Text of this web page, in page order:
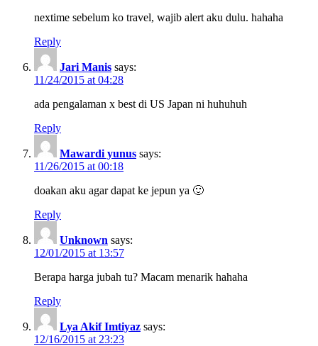
nextime sebelum ko travel, wajib alert aku dulu. hahaha
Reply
Jari Manis says:
11/24/2015 at 04:28
ada pengalaman x best di US Japan ni huhuhuh
Reply
Mawardi yunus says:
11/26/2015 at 00:18
doakan aku agar dapat ke jepun ya 🙂
Reply
Unknown says:
12/01/2015 at 13:57
Berapa harga jubah tu? Macam menarik hahaha
Reply
Lya Akif Imtiyaz says:
12/16/2015 at 23:23